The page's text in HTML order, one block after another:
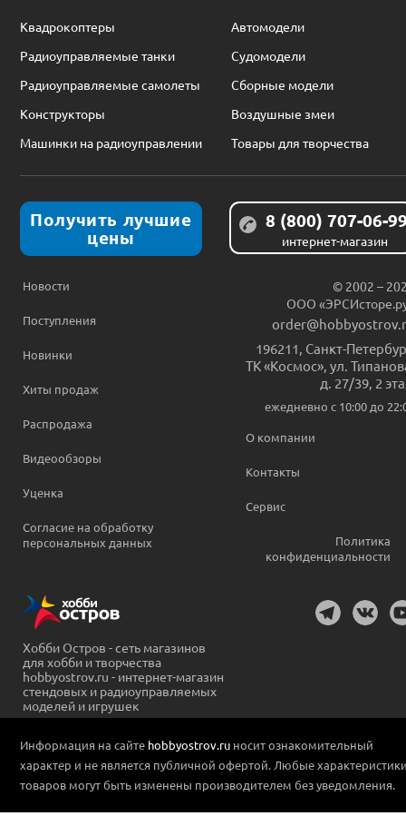
Квадрокоптеры
Автомодели
Радиоуправляемые танки
Судомодели
Радиоуправляемые самолеты
Сборные модели
Конструкторы
Воздушные змеи
Машинки на радиоуправлении
Товары для творчества
Получить лучшие
цены
8 (800) 707-06-
интернет-магазин
Новости
Поступления
Новинки
Хиты продаж
Распродажа
Видеообзоры
Уценка
Согласие на обработку
персональных данных
© 2002 –
ООО
196211 Санкт-
ТК «Космос», ул.
д. 27/39, 2
ежедневно c 10:00 до
О компании
Контакты
Сервис
Политика
конфиденциальности
Хобби Остров - сеть магазинов
для хобби и творчества
hobbyostrov.ru - интернет-магазин
стендовых и радиоуправляемых
моделей и игрушек
Информация на сайте hobbyostrov.ru носит ознакомительный
характер и не является публичной офертой. Любые
товаров могут быть изменены производителем без уведомления.